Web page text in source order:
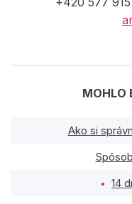
MOHLO
Ako si
14